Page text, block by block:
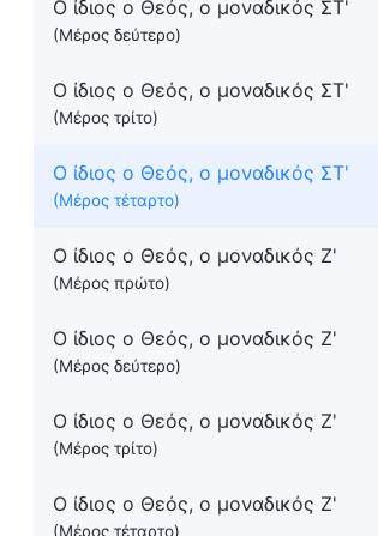
Ο ίδιος ο Θεός, ο μοναδικός ΣΤ'
(Μέρος δεύτερο)
Ο ίδιος ο Θεός, ο μοναδικός ΣΤ'
(Μέρος τρίτο)
Ο ίδιος ο Θεός, ο μοναδικός ΣΤ'
(Μέρος τέταρτο)
Ο ίδιος ο Θεός, ο μοναδικός Ζ'
(Μέρος πρώτο)
Ο ίδιος ο Θεός, ο μοναδικός Ζ'
(Μέρος δεύτερο)
Ο ίδιος ο Θεός, ο μοναδικός Ζ'
(Μέρος τρίτο)
Ο ίδιος ο Θεός, ο μοναδικός Ζ'
(Μέρος τέταρτο)